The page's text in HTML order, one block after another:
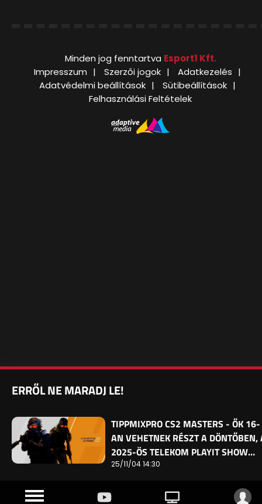
Minden jog fenntartva Esport1 Kft.
Impresszum
Szerzői jogok
Adatkezelés
Adatvédelmi beállítások
Sütibeállítások
Felhasználási Feltételek
ERRŐL NE MARADJ LE!
TIPPMIXPRO CS2 MASTERS - ŐK 16-
AN VEHETNEK RÉSZT A DÖNTŐBEN,
2025-ÖS TELEKOM PLAYIT SHOW…
25/11/04 14:30